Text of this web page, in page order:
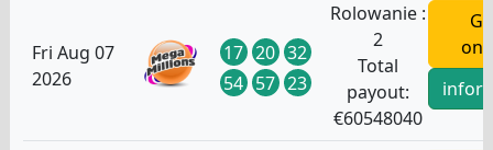
Fri Aug 07
2026
17 20 32
54 57 23
Rolowanie :
2
Total
payout:
€60548040